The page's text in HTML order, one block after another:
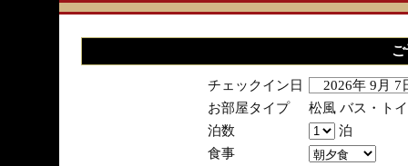
チェックイン日
2026年 9月
お部屋タイプ
松風 バス・ト
泊数
泊
食事